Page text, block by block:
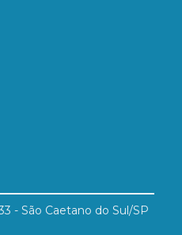
- São Caetano do Sul/SP